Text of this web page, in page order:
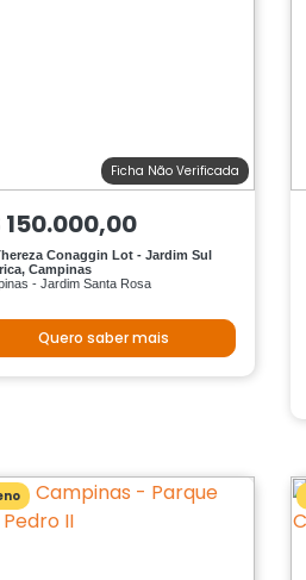
Ficha Não Verificada
150.000,00
Conaggin Lot - Jardim Sul
Campinas
- Jardim Santa Rosa
Quero saber mais